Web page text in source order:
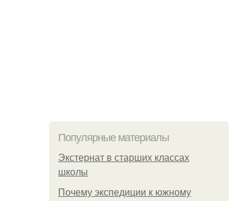
Популярные материалы
Экстернат в старших классах
школы
Почему экспедиции к южному